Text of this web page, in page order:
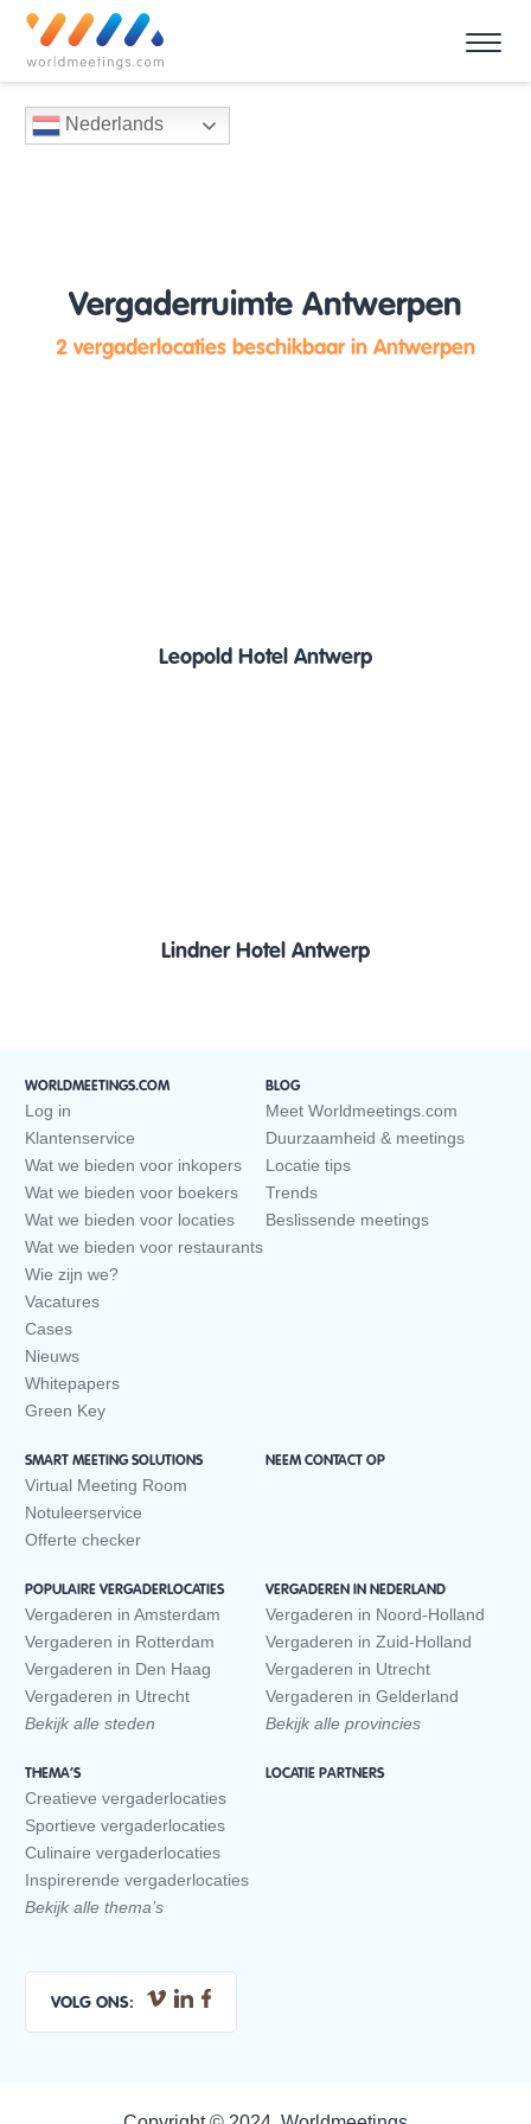
Nederlands
Vergaderruimte Antwerpen
2 vergaderlocaties beschikbaar in Antwerpen
Leopold Hotel Antwerp
Lindner Hotel Antwerp
WORLDMEETINGS.COM
Log in
Klantenservice
Wat we bieden voor inkopers
Wat we bieden voor boekers
Wat we bieden voor locaties
Wat we bieden voor restaurants
Wie zijn we?
Vacatures
Cases
Nieuws
Whitepapers
Green Key
BLOG
Meet Worldmeetings.com
Duurzaamheid & meetings
Locatie tips
Trends
Beslissende meetings
SMART MEETING SOLUTIONS
Virtual Meeting Room
Notuleerservice
Offerte checker
NEEM CONTACT OP
POPULAIRE VERGADERLOCATIES
Vergaderen in Amsterdam
Vergaderen in Rotterdam
Vergaderen in Den Haag
Vergaderen in Utrecht
Bekijk alle steden
VERGADEREN IN NEDERLAND
Vergaderen in Noord-Holland
Vergaderen in Zuid-Holland
Vergaderen in Utrecht
Vergaderen in Gelderland
Bekijk alle provincies
THEMA’S
Creatieve vergaderlocaties
Sportieve vergaderlocaties
Culinaire vergaderlocaties
Inspirerende vergaderlocaties
Bekijk alle thema’s
LOCATIE PARTNERS
VOLG ONS: